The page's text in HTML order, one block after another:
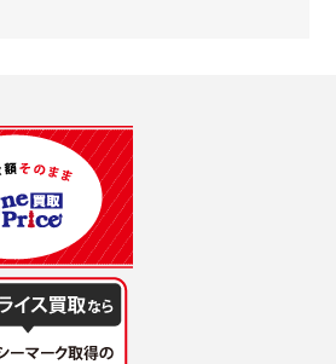
、お客様からのお申し出により利用を停
得ることが困難であるとき。
して協力する必要がある場合であって、
し、委託する場合は委託した個人データ
及び弊社が指定する個人情報などを、ユ
のとします。
、第三者の使用などによる損害の責任
きを行なうものとします。
用する過程において、弊社が知り得た情